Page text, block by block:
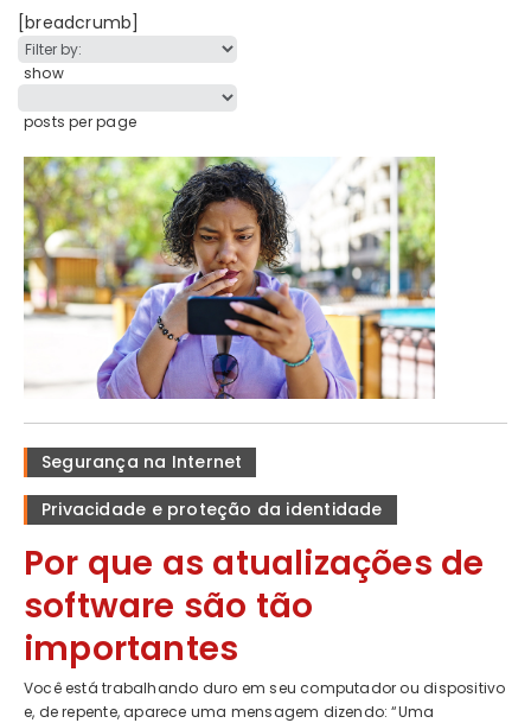
[breadcrumb]
show
posts per page
Segurança na Internet
Privacidade e proteção da identidade
Por que as atualizações de
software são tão
importantes
Você está trabalhando duro em seu computador ou dispositivo
e, de repente, aparece uma mensagem dizendo: “Uma